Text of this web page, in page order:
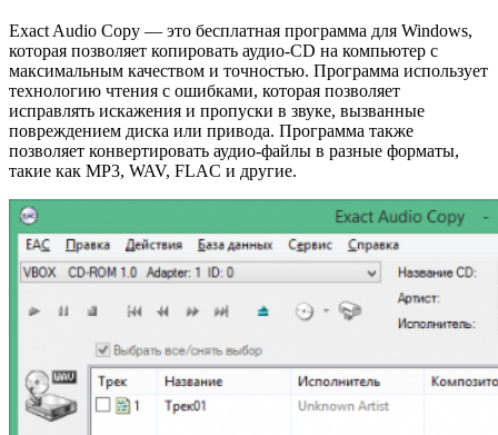
Exact Audio Copy — это бесплатная программа для Windows,
которая позволяет копировать аудио-CD на компьютер с
максимальным качеством и точностью. Программа использует
технологию чтения с ошибками, которая позволяет
исправлять искажения и пропуски в звуке, вызванные
повреждением диска или привода. Программа также
позволяет конвертировать аудио-файлы в разные форматы,
такие как MP3, WAV, FLAC и другие.